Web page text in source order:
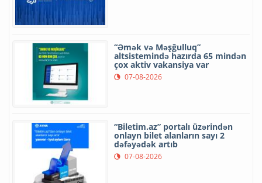
“Əmək və Məşğulluq”
altsistemində hazırda 65 mindən
çox aktiv vakansiya var
07-08-2026
“Biletim.az” portalı üzərindən
onlayn bilet alanların sayı 2
dəfəyədək artıb
07-08-2026